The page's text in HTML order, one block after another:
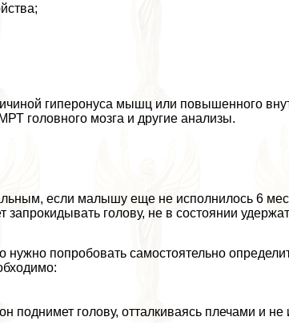
гиперонуса мышц или повышенного
головного мозга и другие анализы.
если малышу еще не исполнилось 6
запрокидывать голову, не в состоянии
попробовать самостоятельно
поднимет голову, отталкиваясь плечами и